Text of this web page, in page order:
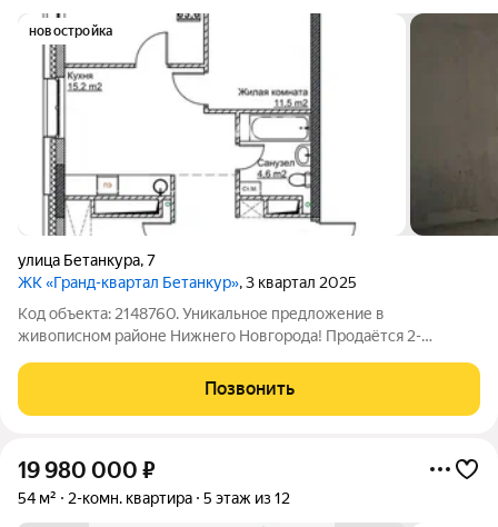
новостройка
улица Бетанкура,7
ЖК «Гранд-квартал Бетанкур», 3 квартал 2025
Код объекта: 2148760. Уникальное предложение в
живописном районе Нижнего Новгорода! Продаётся 2-
Квартира расположена на 11-м этаже 24-этажного
монолитного дома, построенного в 2025 году.
Позвонить
19 980 000 ₽
54 м² 2-комн. квартира 5 этаж из 12